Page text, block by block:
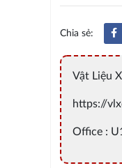
Chia sẻ:
Vật Liệu
https://
Office :